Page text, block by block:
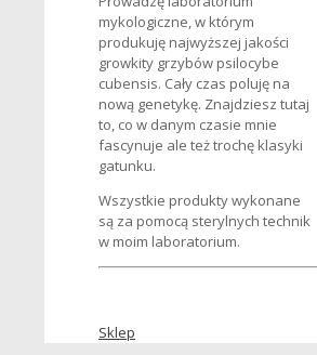
mykologiczne, w którym
produkuję najwyższej jakości
growkity grzybów psilocybe
cubensis. Cały czas poluję na
nową genetykę. Znajdziesz tutaj
to, co w danym czasie mnie
fascynuje ale też trochę klasyki
gatunku.
Wszystkie produkty wykonane
są za pomocą sterylnych technik
w moim laboratorium.
Sklep